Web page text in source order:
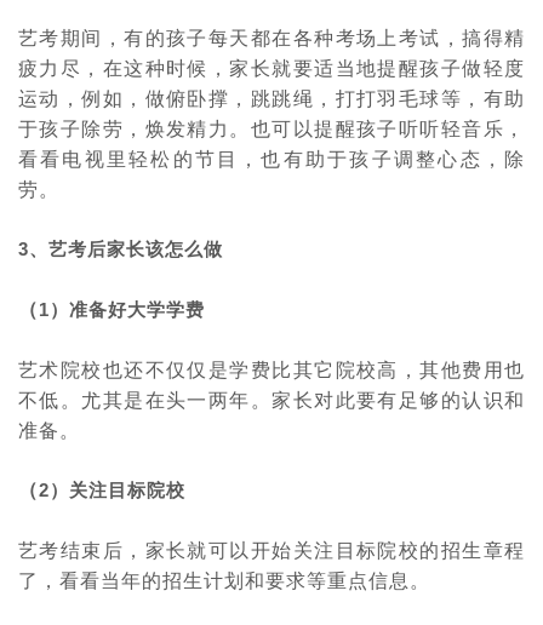
艺考期间，有的孩子每天都在各种考场上考试，搞得精
疲力尽，在这种时候，家长就要适当地提醒孩子做轻度
运动，例如，做俯卧撑，跳跳绳，打打羽毛球等，有助
于孩子除劳，焕发精力。也可以提醒孩子听听轻音乐，
看看电视里轻松的节目，也有助于孩子调整心态，除
劳。
3、艺考后家长该怎么做
（1）准备好大学学费
艺术院校也还不仅仅是学费比其它院校高，其他费用也
不低。尤其是在头一两年。家长对此要有足够的认识和
准备。
（2）关注目标院校
艺考结束后，家长就可以开始关注目标院校的招生章程
了，看看当年的招生计划和要求等重点信息。